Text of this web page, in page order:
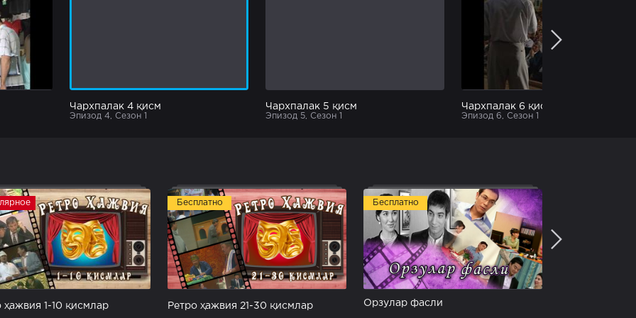
Чархпалак 4 қисм
Эпизод 4, Сезон 1
Чархпалак 5 қисм
Эпизод 5, Сезон 1
Чархпалак 6 қисм
Эпизод 6, Сезон 1
ҳажвия 1-10 қисмлар
Бесплатно
Ретро ҳажвия 21-30 қисмлар
Бесплатно
Орзулар фасли